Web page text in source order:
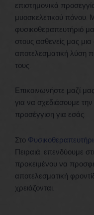
επιστημονικά
μυοσκελετικού πόνου.
φυσικοθεραπευτήριό
στους ασθενείς μας
αποτελεσματική λύση
τους.
Επικοινωνήστε μαζί
για να σχεδιάσουμε
προσέγγιση για εσάς.
Στο
Πειραιά, επενδύουμε
προκειμένου να
αποτελεσματική
χρειάζονται.